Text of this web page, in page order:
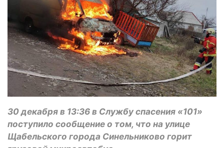
30 декабря в 13:36 в Службу спасения «101»
поступило сообщение о том, что на улице
Щабельского города Синельниково горит